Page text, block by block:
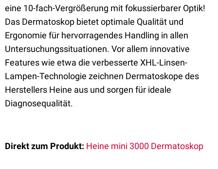
eine 10-fach-Vergrößerung mit fokussierbarer Optik!
Das Dermatoskop bietet optimale Qualität und
Ergonomie für hervorragendes Handling in allen
Untersuchungssituationen. Vor allem innovative
Features wie etwa die verbesserte XHL-Linsen-
Lampen-Technologie zeichnen Dermatoskope des
Herstellers Heine aus und sorgen für ideale
Diagnosequalität.
Direkt zum Produkt: Heine mini 3000 Dermatoskop